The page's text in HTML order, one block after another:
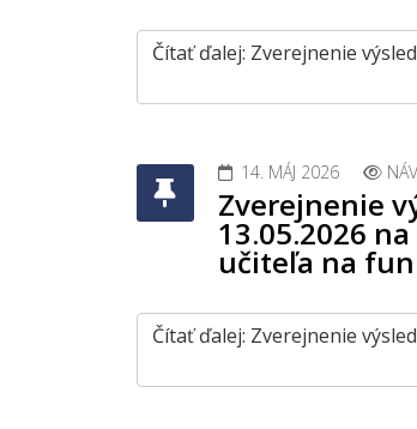
Čítať ďalej: Zverejnenie
14. MÁJ 2026
Zverejnenie
13.05.2026
učiteľa na
Čítať ďalej: Zverejnenie